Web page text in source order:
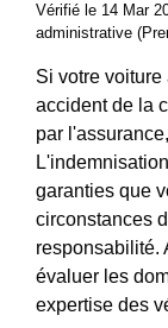
Vérifié le 14 Mar
administrative
Si votre
accident de la
par
garanties que
circonstances
responsabilité.
évaluer les
expertise des